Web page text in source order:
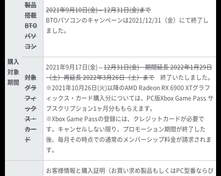
購入
対象
期間
製品
搭載
BTO
パソ
コン
2021年9月10日(金)～12月31日(金)まで
BTOパソコンのキャンペーンは2021/12/31（金）にて終了し
ました。
対象
グラ
フィ
ック
ス・
カー
ド
2021年9月17日(金)～12月31日(金) 期間延長 2022年1月29日
（土）再延長 2022年3月26日（土）まで
終了いたしました。
※2021年10月26日(火)以降のAMD Radeon RX 6900 XTグラフ
ィックス・カード購入分については、PC版Xbox Game Pass サ
ブスクリプション1ヶ月分ももらえます。
※Xbox Game Passの登録には、クレジットカードが必要で
す。キャンセルしない限り、プロモーション期間が終了した
後、毎月その時点での通常のメンバーシップ料金が請求されま
す。
お客様情報と購入証明（お買い求め製品もしくはPC型番ならび